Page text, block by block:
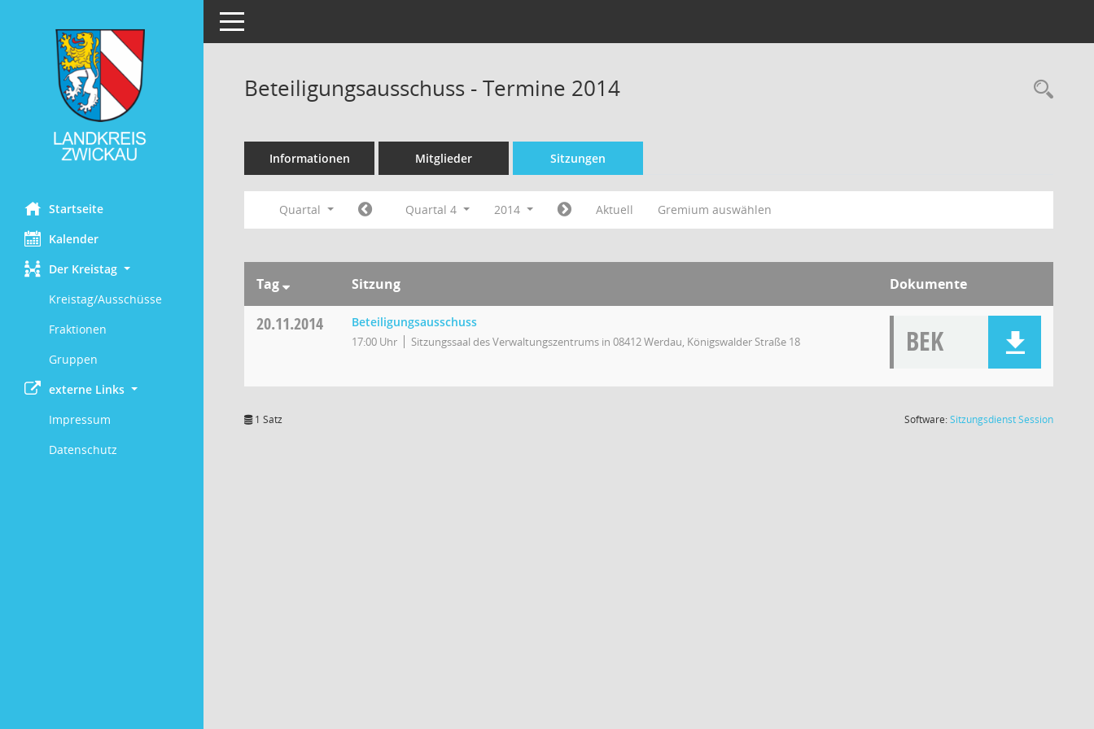
Startseite
Kalender
Der Kreistag
Kreistag/Ausschüsse
Fraktionen
Gruppen
externe Links
Impressum
Datenschutz
Toggle navigation
Beteiligungsausschuss - Termine 2014
Informationen Mitglieder Sitzungen
Quartal Quartal 4 2014 Aktuell Gremium auswählen
Tag Sitzung Dokumente
20.11.2014 Beteiligungsausschuss
17:00 Uhr Sitzungssaal des Verwaltungszentrums in 08412 Werdau, Königswalder Straße 18 BEK
1 Satz Software:SitzungsdienstSession(Wird in